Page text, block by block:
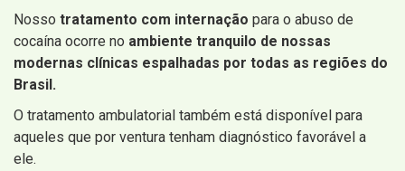
Nosso tratamento com internação para o abuso de
cocaína ocorre no ambiente tranquilo de nossas
modernas clínicas espalhadas por todas as regiões do
Brasil.
O tratamento ambulatorial também está disponível para
aqueles que por ventura tenham diagnóstico favorável a
ele.